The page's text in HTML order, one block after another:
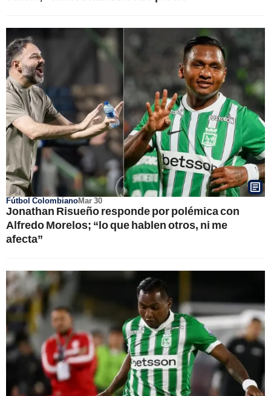
Fútbol ColombianoMar 30
Jonathan Risueño responde por polémica con
Alfredo Morelos; “lo que hablen otros, ni me
afecta”